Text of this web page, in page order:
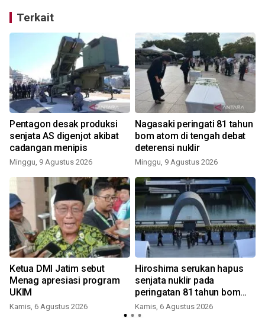
Terkait
Pentagon desak produksi
senjata AS digenjot akibat
cadangan menipis
Minggu, 9 Agustus 2026
Nagasaki peringati 81 tahun
bom atom di tengah debat
deterensi nuklir
Minggu, 9 Agustus 2026
Ketua DMI Jatim sebut
Menag apresiasi program
UKIM
Kamis, 6 Agustus 2026
Hiroshima serukan hapus
senjata nuklir pada
peringatan 81 tahun bom
atom
Kamis, 6 Agustus 2026